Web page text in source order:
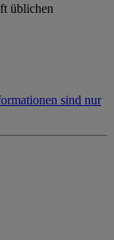
üblichen
sind nur